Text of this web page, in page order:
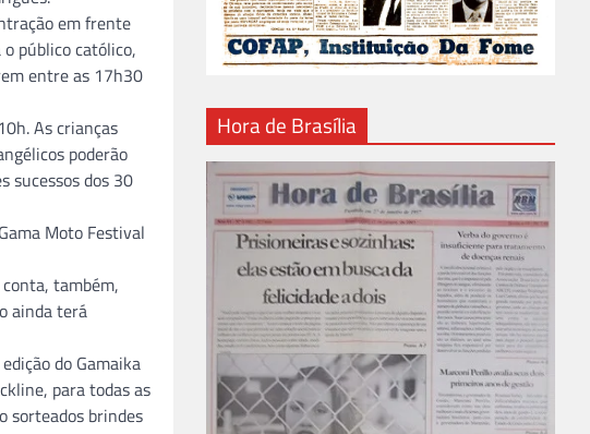
em frente
público católico,
entre as 17h30
As crianças
poderão
sucessos dos 30
Moto Festival
também,
ainda terá
do Gamaika
para todas as
sorteados brindes
Hora de Brasília